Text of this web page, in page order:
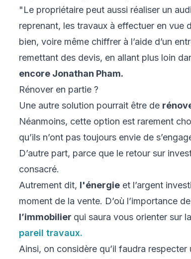
"Le propriétaire peut aussi réaliser un
reprenant, les travaux à effectuer en vue
bien, voire même chiffrer à l’aide d’un
remettant des devis, en allant plus loin
encore Jonathan Pham.
Rénover en partie ?
Une autre solution pourrait être de
Néanmoins, cette option est rarement
qu’ils n’ont pas toujours envie de
D’autre part, parce que le retour sur
consacré.
Autrement dit, l'énergieet l’argent
moment de la vente. D’où l’importance
l’immobilier qui saura vous orienter sur la
pareil travaux.
Ainsi, on considère qu’il faudra